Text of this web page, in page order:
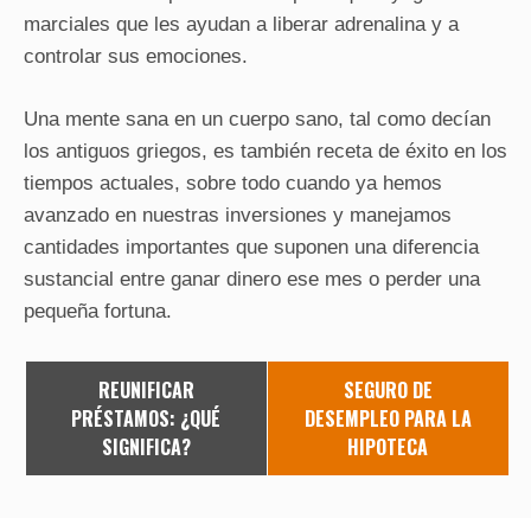
marciales que les ayudan a liberar adrenalina y a
controlar sus emociones.
Una mente sana en un cuerpo sano, tal como decían
los antiguos griegos, es también receta de éxito en los
tiempos actuales, sobre todo cuando ya hemos
avanzado en nuestras inversiones y manejamos
cantidades importantes que suponen una diferencia
sustancial entre ganar dinero ese mes o perder una
pequeña fortuna.
REUNIFICAR
PRÉSTAMOS: ¿QUÉ
SIGNIFICA?
SEGURO DE
DESEMPLEO PARA LA
HIPOTECA